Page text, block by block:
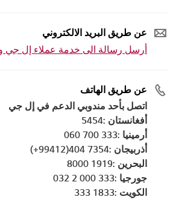
عن طريق البريد الالكتروني
أرسل رسالة الى خدمة عملاء إل جي
عن طريق الهاتف
اتصل بأحد مندوبي الدعم في إل جي
أفغانستان :5454
أرمينيا :333 700 060
أذربيجان :7354 404(99412+)
البحرين :1919 8000
جورجيا :333 000 2 032
الكويت :1833 333